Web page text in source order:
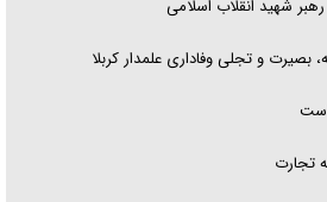
و تجلی وفاداری علمدار کربلا
تجارت